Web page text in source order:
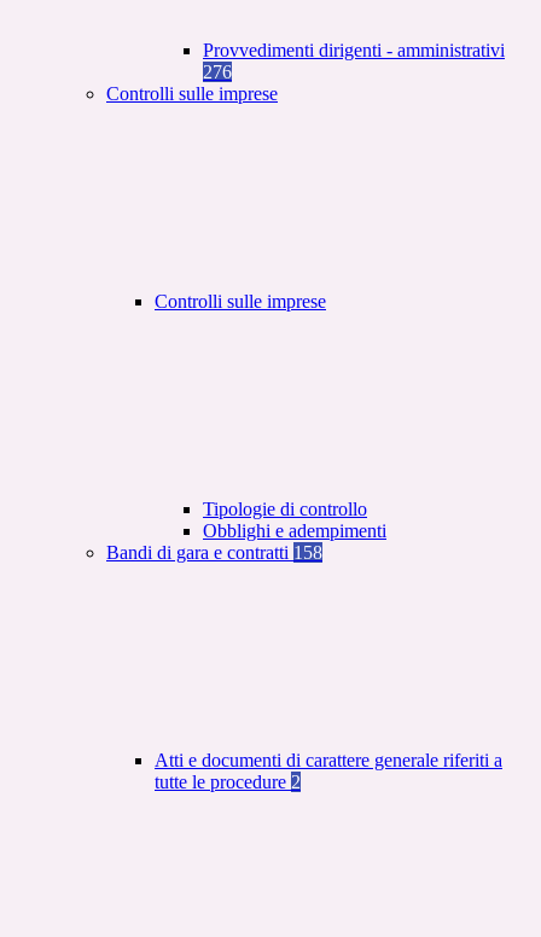
Provvedimenti dirigenti - amministrativi
276
Controlli sulle imprese
Controlli sulle imprese
Tipologie di controllo
Obblighi e adempimenti
Bandi di gara e contratti 158
Atti e documenti di carattere generale riferiti a
tutte le procedure 2